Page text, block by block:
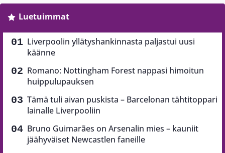
Luetuimmat
Liverpoolin yllätyshankinnasta paljastui uusi
käänne
Romano: Nottingham Forest nappasi himoitun
huippulupauksen
Tämä tuli aivan puskista – Barcelonan tähtitoppari
lainalle Liverpooliin
Bruno Guimarães on Arsenalin mies – kauniit
jäähyväiset Newcastlen faneille